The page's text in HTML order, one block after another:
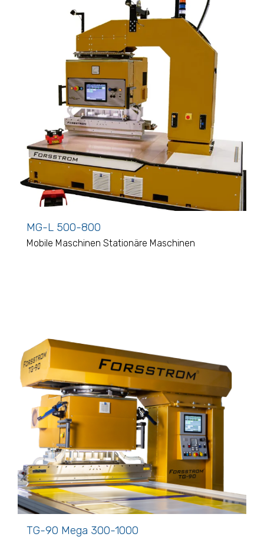
MG-L 500-800
Mobile Maschinen Stationäre Maschinen
TG-90 Mega 300-1000